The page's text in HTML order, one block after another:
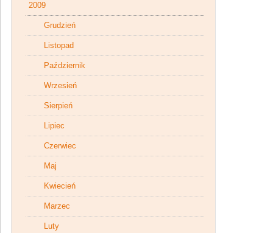
2009
Grudzień
Listopad
Październik
Wrzesień
Sierpień
Lipiec
Czerwiec
Maj
Kwiecień
Marzec
Luty